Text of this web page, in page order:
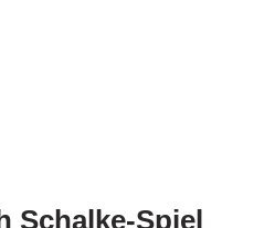
Schalke-Spiel